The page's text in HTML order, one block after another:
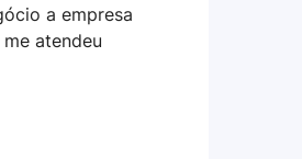
a empresa
atendeu